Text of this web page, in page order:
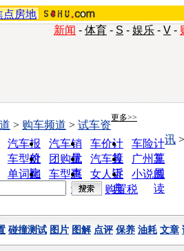
点房地
新闻 - 体育 - S - 娱乐 - V -
更多>>
汽车报
价
汽车销
量
车价计
算
车险计
算
车型对
比
团购优
惠
汽车投
诉
广州车
展
单词翻
车型查
询
女人宝
典
小说阅
读
> 购车频道 > 试车资
讯
购置税
碰撞测试 图片 图解 点评 保养 油耗 文章